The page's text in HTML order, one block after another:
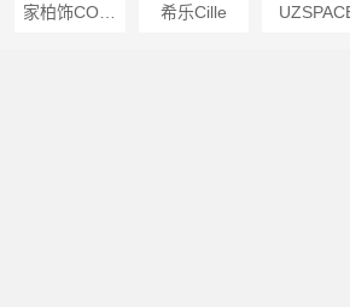
希乐Cille